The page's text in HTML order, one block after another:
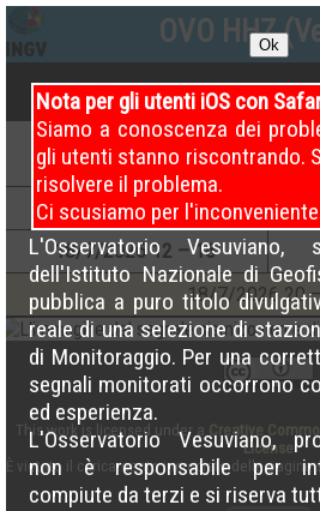
OVO HHZ
Ok
Nota per gli utenti iOS con
Siamo a conoscenza dei
gli utenti stanno riscontrando.
risolvere il problema.
Ci scusiamo per
L'Osservatorio
dell'Istituto Nazionale di
pubblica a puro titolo
reale di una selezione di
di Monitoraggio. Per una
segnali monitorati occorrono
ed esperienza.
L'Osservatorio Vesuviano,
non è responsabile per
compiute da terzi e si riserva
19/7/202600 – 04
(Attuale)
18/7/2026 04 – 08
18/7/202612 – 16
18/7/202620
This work is licensed under a Creative
License
È vietato il caricamento incrociato delle